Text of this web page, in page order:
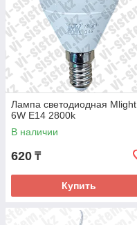
Лампа светодиодная Mlight
6W E14 2800k
В наличии
620 ₸
Купить